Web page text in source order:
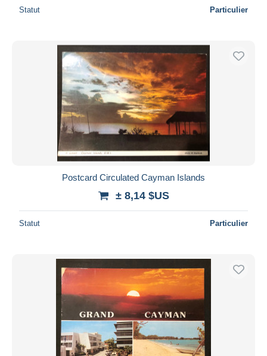
Statut Particulier
Postcard Circulated Cayman Islands
± 8,14 $US
Statut Particulier